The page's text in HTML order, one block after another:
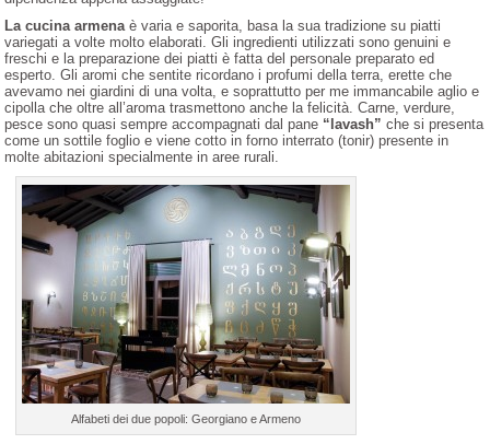
La cucina armena è varia e saporita, basa la sua tradizione su piatti
variegati a volte molto elaborati. Gli ingredienti utilizzati sono genuini e
freschi e la preparazione dei piatti è fatta del personale preparato ed
esperto. Gli aromi che sentite ricordano i profumi della terra, erette che
avevamo nei giardini di una volta, e soprattutto per me immancabile aglio e
cipolla che oltre all’aroma trasmettono anche la felicità. Carne, verdure,
pesce sono quasi sempre accompagnati dal pane “lavash” che si presenta
come un sottile foglio e viene cotto in forno interrato (tonir) presente in
molte abitazioni specialmente in aree rurali.
Alfabeti dei due popoli: Georgiano e Armeno